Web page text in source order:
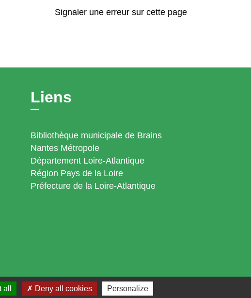
Signaler une erreur sur cette page
Liens
Bibliothèque municipale de Brains
Nantes Métropole
Département Loire-Atlantique
Région Pays de la Loire
Préfecture de la Loire-Atlantique
Deny all cookies Personalize